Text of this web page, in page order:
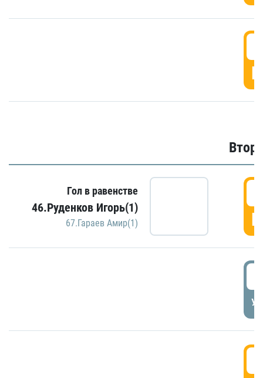
Гол в равенстве
46.Руденков Игорь(1)
67.Гараев Амир(1)